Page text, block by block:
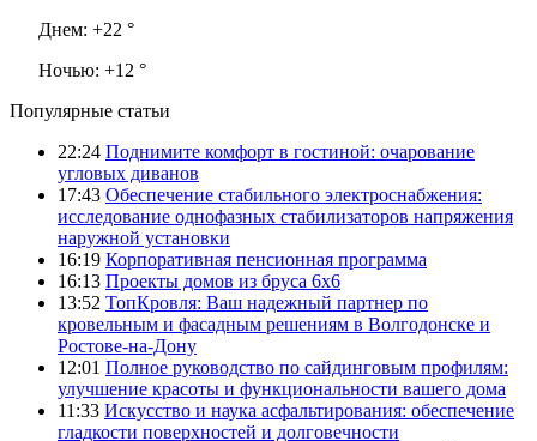
Днем: +22 °
Ночью: +12 °
Популярные статьи
22:24 Поднимите комфорт в гостиной: очарование
угловых диванов
17:43 Обеспечение стабильного электроснабжения:
исследование однофазных стабилизаторов напряжения
наружной установки
16:19 Корпоративная пенсионная программа
16:13 Проекты домов из бруса 6х6
13:52 ТопКровля: Ваш надежный партнер по
кровельным и фасадным решениям в Волгодонске и
Ростове-на-Дону
12:01 Полное руководство по сайдинговым профилям:
улучшение красоты и функциональности вашего дома
11:33 Искусство и наука асфальтирования: обеспечение
гладкости поверхностей и долговечности